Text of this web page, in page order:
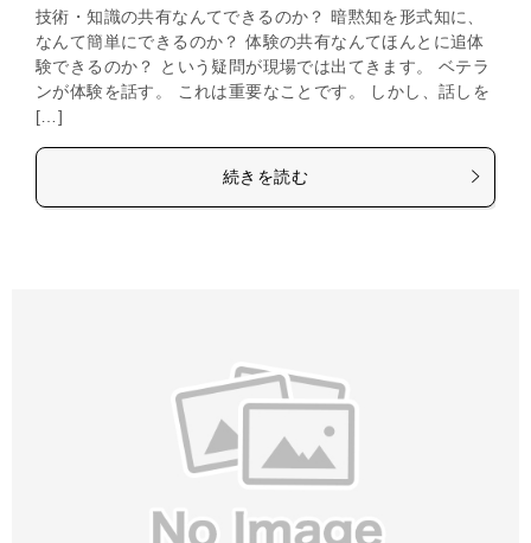
技術・知識の共有なんてできるのか？ 暗黙知を形式知に、
なんて簡単にできるのか？ 体験の共有なんてほんとに追体
験できるのか？ という疑問が現場では出てきます。 ベテラ
ンが体験を話す。 これは重要なことです。 しかし、話しを
[…]
続きを読む